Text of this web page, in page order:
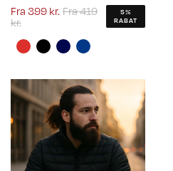
Fra 399 kr. Fra419
kr.
5%
RABAT